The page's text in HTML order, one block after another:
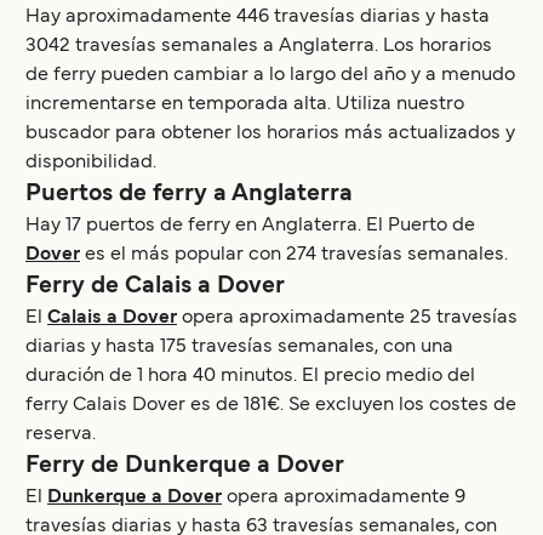
Hay aproximadamente 446 travesías diarias y hasta
3042 travesías semanales a Anglaterra. Los horarios
de ferry pueden cambiar a lo largo del año y a menudo
incrementarse en temporada alta. Utiliza nuestro
buscador para obtener los horarios más actualizados y
disponibilidad.
Puertos de ferry a Anglaterra
Hay 17 puertos de ferry en Anglaterra. El Puerto de
Dover es el más popular con 274 travesías semanales.
Ferry de Calais a Dover
El Calais a Dover opera aproximadamente 25 travesías
diarias y hasta 175 travesías semanales, con una
duración de 1 hora 40 minutos. El precio medio del
ferry Calais Dover es de 181€. Se excluyen los costes de
reserva.
Ferry de Dunkerque a Dover
El Dunkerque a Dover opera aproximadamente 9
travesías diarias y hasta 63 travesías semanales, con